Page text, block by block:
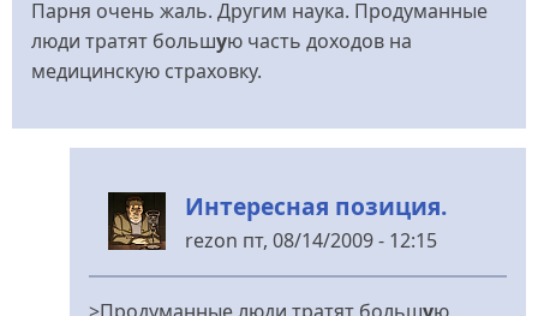
Парня очень жаль. Другим наука. Продуманные
люди тратят большую часть доходов на
медицинскую страховку.
Интересная позиция.
rezon пт, 08/14/2009 - 12:15
У